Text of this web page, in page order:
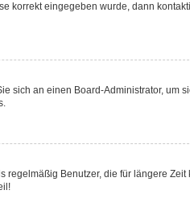
korrekt eingegeben wurde, dann
sich an einen Board-Administrator, um
regelmäßig Benutzer, die für längere Zeit